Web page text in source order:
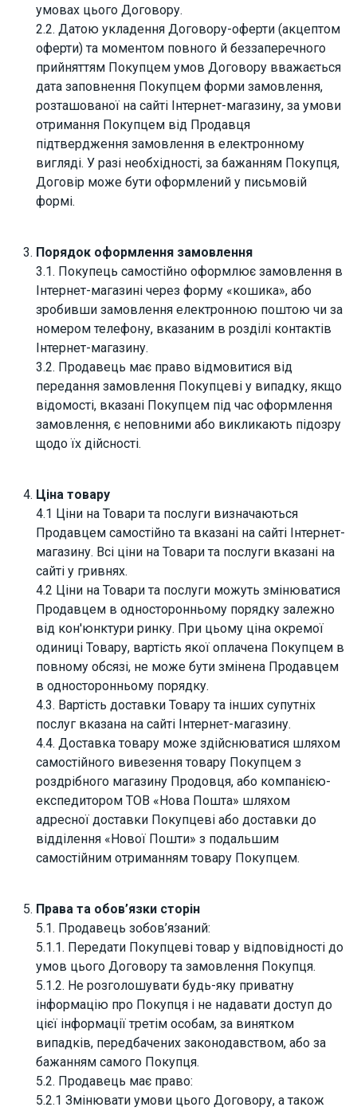
умовах цього Договору.
2.2. Датою укладення Договору-оферти (акцептом
оферти) та моментом повного й беззаперечного
прийняттям Покупцем умов Договору вважається
дата заповнення Покупцем форми замовлення,
розташованої на сайті Інтернет-магазину, за умови
отримання Покупцем від Продавця
підтвердження замовлення в електронному
вигляді. У разі необхідності, за бажанням Покупця,
Договір може бути оформлений у письмовій
формі.
Порядок оформлення замовлення
3.1. Покупець самостійно оформлює замовлення в
Інтернет-магазині через форму «кошика», або
зробивши замовлення електронною поштою чи за
номером телефону, вказаним в розділі контактів
Інтернет-магазину.
3.2. Продавець має право відмовитися від
передання замовлення Покупцеві у випадку, якщо
відомості, вказані Покупцем під час оформлення
замовлення, є неповними або викликають підозру
щодо їх дійсності.
Ціна товару
4.1 Ціни на Товари та послуги визначаються
Продавцем самостійно та вказані на сайті Інтернет-
магазину. Всі ціни на Товари та послуги вказані на
сайті у гривнях.
4.2 Ціни на Товари та послуги можуть змінюватися
Продавцем в односторонньому порядку залежно
від кон'юнктури ринку. При цьому ціна окремої
одиниці Товару, вартість якої оплачена Покупцем в
повному обсязі, не може бути змінена Продавцем
в односторонньому порядку.
4.3. Вартість доставки Товару та інших супутніх
послуг вказана на сайті Інтернет-магазину.
4.4. Доставка товару може здійснюватися шляхом
самостійного вивезення товару Покупцем з
роздрібного магазину Продовця, або компанією-
експедитором ТОВ «Нова Пошта» шляхом
адресної доставки Покупцеві або доставки до
відділення «Нової Пошти» з подальшим
самостійним отриманням товару Покупцем.
Права та обов’язки сторін
5.1. Продавець зобов’язаний:
5.1.1. Передати Покупцеві товар у відповідності до
умов цього Договору та замовлення Покупця.
5.1.2. Не розголошувати будь-яку приватну
інформацію про Покупця і не надавати доступ до
цієї інформації третім особам, за винятком
випадків, передбачених законодавством, або за
бажанням самого Покупця.
5.2. Продавець має право:
5.2.1 Змінювати умови цього Договору, а також